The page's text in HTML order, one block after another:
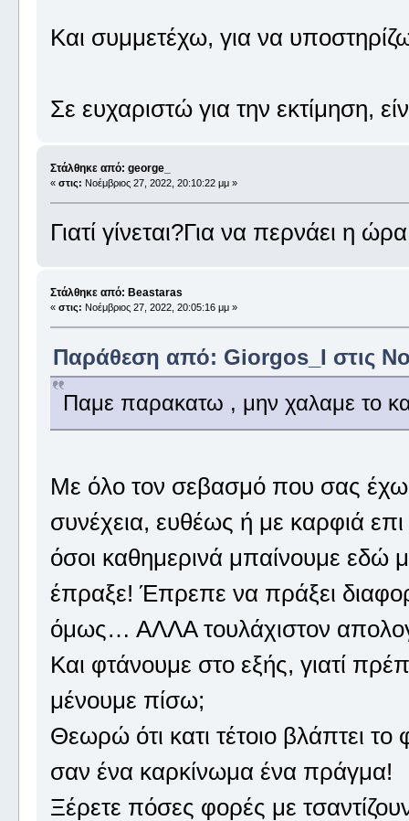
Και συμμετέχω, για να
Σε ευχαριστώ για την εκτίμηση,
Στάλθηκε από: george_
« στις: Νοέμβριος 27, 2022, 20:10:22 μμ »
Γιατί γίνεται?Για να περνάει η
Στάλθηκε από: Beastaras
« στις: Νοέμβριος 27, 2022, 20:05:16 μμ »
Παράθεση από: Giorgos_I στις
Παμε παρακατω , μην χαλαμε το
Με όλο τον σεβασμό που σας έχω
συνέχεια, ευθέως ή με καρφιά
όσοι καθημερινά μπαίνουμε εδώ
έπραξε! Έπρεπε να πράξει
όμως… ΑΛΛΑ τουλάχιστον
Και φτάνουμε στο εξής, γιατί
μένουμε πίσω;
Θεωρώ ότι κατι τέτοιο βλάπτει
σαν ένα καρκίνωμα ένα πράγμα!
Ξέρετε πόσες φορές με